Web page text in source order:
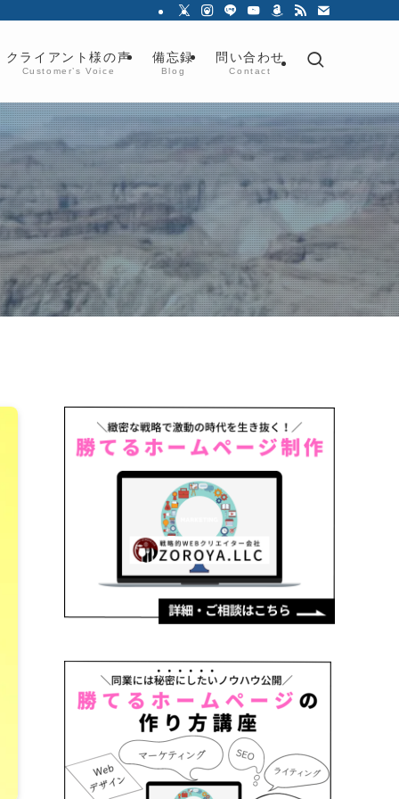
クライアント様の声
Customer’s Voice
備忘録
Blog
問い合わせ
Contact